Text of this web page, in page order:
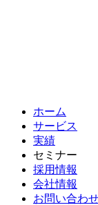
ホーム
サービス
実績
セミナー
採用情報
会社情報
お問い合わ